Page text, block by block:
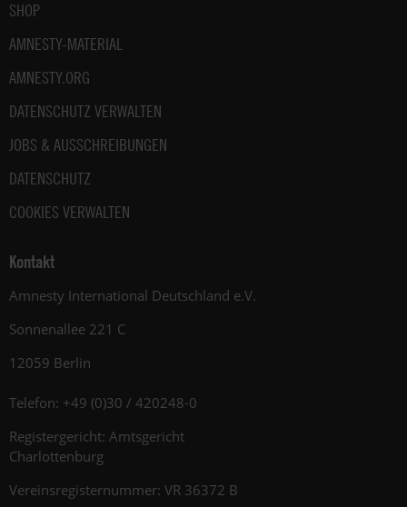
SHOP
AMNESTY-MATERIAL
AMNESTY.ORG
DATENSCHUTZ VERWALTEN
JOBS & AUSSCHREIBUNGEN
DATENSCHUTZ
COOKIES VERWALTEN
Kontakt
Amnesty International Deutschland e.V.
Sonnenallee 221 C
12059 Berlin
Telefon: +49 (0)30 / 420248-0
Registergericht: Amtsgericht
Charlottenburg
Vereinsregisternummer: VR 36372 B